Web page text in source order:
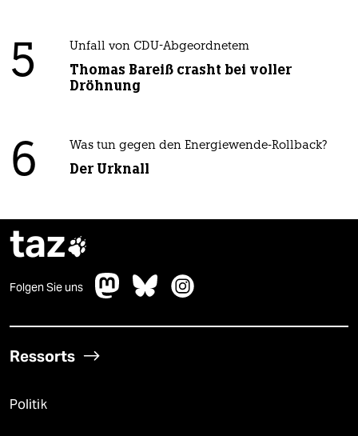
5 Unfall von CDU-Abgeordnetem
Thomas Bareiß crasht bei voller
Dröhnung
6 Was tun gegen den Energiewende-Rollback?
Der Urknall
taz
Folgen Sie uns
Ressorts
Politik